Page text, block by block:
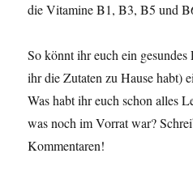
die Vitamine B1, B3, B5 und
So könnt ihr euch ein gesundes
ihr die Zutaten zu Hause habt)
Was habt ihr euch schon alles
was noch im Vorrat war?
Kommentaren!